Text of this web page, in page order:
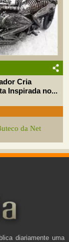
Cria
Inspirada no...
da Net
diariamente uma